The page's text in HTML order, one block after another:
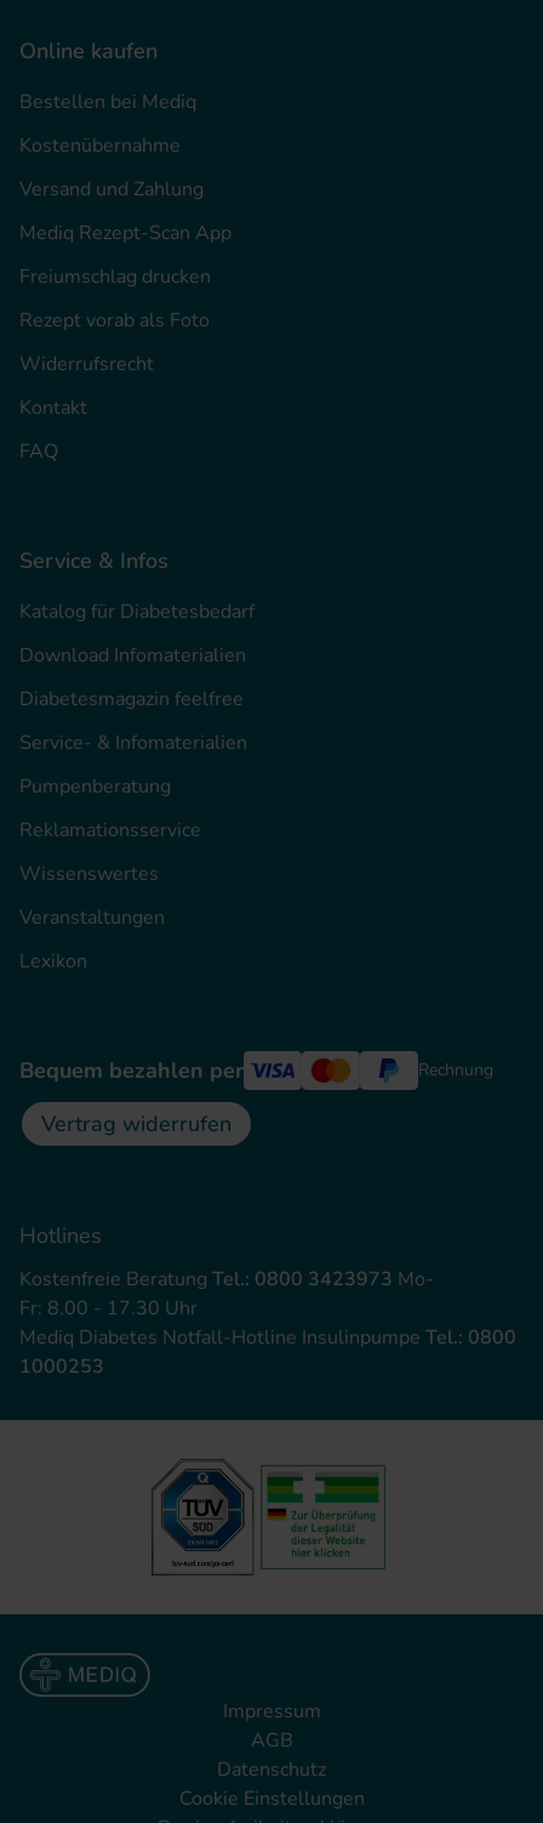
Online kaufen
Bestellen bei Mediq
Kostenübernahme
Versand und Zahlung
Mediq Rezept-Scan App
Freiumschlag drucken
Rezept vorab als Foto
Widerrufsrecht
Kontakt
FAQ
Service & Infos
Katalog für Diabetesbedarf
Download Infomaterialien
Diabetesmagazin feelfree
Service- & Infomaterialien
Pumpenberatung
Reklamationsservice
Wissenswertes
Veranstaltungen
Lexikon
Bequem bezahlen per Rechnung
Vertrag widerrufen
Hotlines
Kostenfreie Beratung Tel.: 0800 3423973 Mo-
Fr: 8.00 - 17.30 Uhr
Mediq Diabetes Notfall-Hotline Insulinpumpe Tel.: 0800
1000253
Impressum
AGB
Datenschutz
Cookie Einstellungen